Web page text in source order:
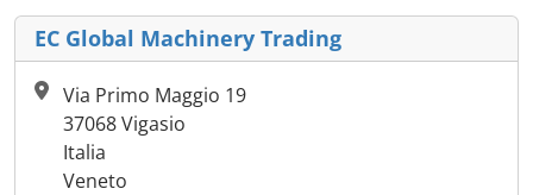
EC Global Machinery Trading
Via Primo Maggio 19
37068 Vigasio
Italia
Veneto